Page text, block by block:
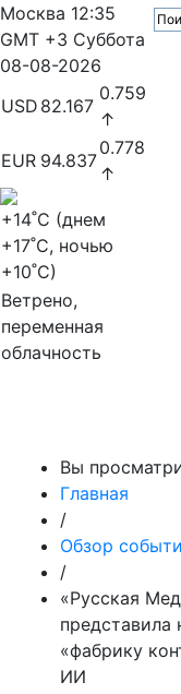
Москва 12:35
GMT +3 Суббота
08-08-2026
USD 82.167
0.759
↑
EUR 94.837
0.778
↑
+14˚C (днем
+17˚C, ночью
+10˚C)
Ветрено,
переменная
облачность
Вы
Главная
/
Обзор
/
«Русская
«фабрику
ИИ